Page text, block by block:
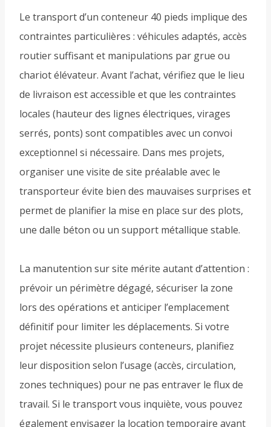
Le transport d’un conteneur 40 pieds implique des
contraintes particulières : véhicules adaptés, accès
routier suffisant et manipulations par grue ou
chariot élévateur. Avant l’achat, vérifiez que le lieu
de livraison est accessible et que les contraintes
locales (hauteur des lignes électriques, virages
serrés, ponts) sont compatibles avec un convoi
exceptionnel si nécessaire. Dans mes projets,
organiser une visite de site préalable avec le
transporteur évite bien des mauvaises surprises et
permet de planifier la mise en place sur des plots,
une dalle béton ou un support métallique stable.
La manutention sur site mérite autant d’attention :
prévoir un périmètre dégagé, sécuriser la zone
lors des opérations et anticiper l’emplacement
définitif pour limiter les déplacements. Si votre
projet nécessite plusieurs conteneurs, planifiez
leur disposition selon l’usage (accès, circulation,
zones techniques) pour ne pas entraver le flux de
travail. Si le transport vous inquiète, vous pouvez
également envisager la location temporaire avant